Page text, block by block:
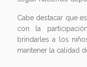
Cabe destacar que
con la
brindarles a los
mantener la calidad